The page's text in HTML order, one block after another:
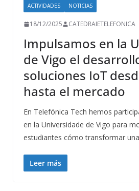
ACTIVIDADES NOTICIAS
18/12/2025 CATEDRAIETELEFONICA
Impulsamos en la
de Vigo el
soluciones IoT
hasta el mercado
En Telefónica Tech hemos
en la Universidade de Vigo para
estudiantes cómo transformar
Leer más